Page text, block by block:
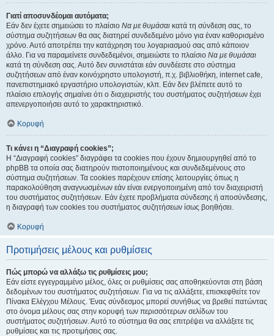
Γιατί αποσυνδέομαι αυτόματα;
Εάν δεν έχετε σημειώσει το πλαίσιο Να με θυμάσαι κατά τη σύνδεση σας, το
σύστημα συζητήσεων θα σας διατηρεί συνδεδεμένο μόνο για έναν καθορισμένο
χρόνο. Αυτό αποτρέπει την κατάχρηση του λογαριασμού σας από κάποιον
άλλο. Για να παραμείνετε συνδεδεμένοι, σημειώστε το πλαίσιο Να με θυμάσαι
κατά τη σύνδεση σας. Αυτό δεν συνιστάται εάν συνδέεστε στο σύστημα
συζητήσεων από έναν κοινόχρηστο υπολογιστή, π.χ. βιβλιοθήκη, internet cafe,
πανεπιστημιακό εργαστήριο υπολογιστών, κλπ. Εάν δεν βλέπετε αυτό το
πλαίσιο επιλογής σημαίνει ότι ο διαχειριστής του συστήματος συζητήσεων έχει
απενεργοποιήσει αυτό το χαρακτηριστικό.
Κορυφή
Τι κάνει η “Διαγραφή cookies”;
Η “Διαγραφή cookies” διαγράφει τα cookies που έχουν δημιουργηθεί από το
phpBB τα οποία σας διατηρούν πιστοποιημένους και συνδεδεμένους στο
σύστημα συζητήσεων. Τα cookies παρέχουν επίσης λειτουργίες όπως η
παρακολούθηση αναγνωσμένων εάν είναι ενεργοποιημένη από τον διαχειριστή
του συστήματος συζητήσεων. Εάν έχετε προβλήματα σύνδεσης ή αποσύνδεσης,
η διαγραφή των cookies του συστήματος συζητήσεων ίσως βοηθήσει.
Κορυφή
Προτιμήσεις μέλους και ρυθμίσεις
Πώς μπορώ να αλλάξω τις ρυθμίσεις μου;
Εάν είστε εγγεγραμμένο μέλος, όλες οι ρυθμίσεις σας αποθηκεύονται στη βάση
δεδομένων του συστήματος συζητήσεων. Για να τις αλλάξετε, επισκεφθείτε τον
Πίνακα Ελέγχου Μέλους. Ένας σύνδεσμος μπορεί συνήθως να βρεθεί πατώντας
στο όνομα μέλους σας στην κορυφή των περισσότερων σελίδων του
συστήματος συζητήσεων. Αυτό το σύστημα θα σας επιτρέψει να αλλάξετε τις
ρυθμίσεις και τις προτιμήσεις σας.